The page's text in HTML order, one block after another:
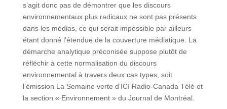
s’agit donc pas de démontrer que les discours
environnementaux plus radicaux ne sont pas présents
dans les médias, ce qui serait impossible par ailleurs
étant donné l’étendue de la couverture médiatique. La
démarche analytique préconisée suppose plutôt de
réfléchir à cette normalisation du discours
environnemental à travers deux cas types, soit
l’émission La Semaine verte d’ICI Radio-Canada Télé et
la section « Environnement » du Journal de Montréal.